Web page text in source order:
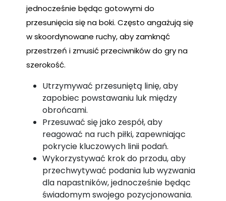
jednocześnie będąc gotowymi do
przesunięcia się na boki. Często angażują się
w skoordynowane ruchy, aby zamknąć
przestrzeń i zmusić przeciwników do gry na
szerokość.
Utrzymywać przesuniętą linię, aby
zapobiec powstawaniu luk między
obrońcami.
Przesuwać się jako zespół, aby
reagować na ruch piłki, zapewniając
pokrycie kluczowych linii podań.
Wykorzystywać krok do przodu, aby
przechwytywać podania lub wyzwania
dla napastników, jednocześnie będąc
świadomym swojego pozycjonowania.